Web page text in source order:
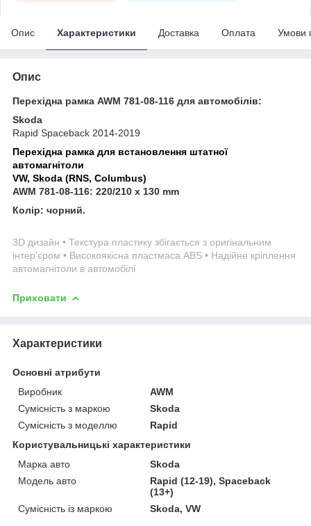
Опис Характеристики Доставка Оплата Умови
Опис
Перехідна рамка AWM 781-08-116 для автомобілів:
Skoda
Rapid Spaceback 2014-2019
Перехідна рамка для встановлення штатної
автомагнітоли
VW, Skoda (RNS, Columbus)
AWM 781-08-116: 220/210 x 130 mm
Колір: чорний.
3D дизайн • Текстура пластику збігається з оригінальним
інтер'єром • Високоякісна пластмаса ABS • Надійне кріплення
автомагнітоли в автомобілі
Приховати
Характеристики
Основні атрибути
Виробник
AWM
Сумісність з маркою
Skoda
Сумісність з моделлю
Rapid
Користувальницькі характеристики
Марка авто
Skoda
Модель авто
Rapid (12-19), Spaceback
(13+)
Сумісність із маркою
Skoda, VW